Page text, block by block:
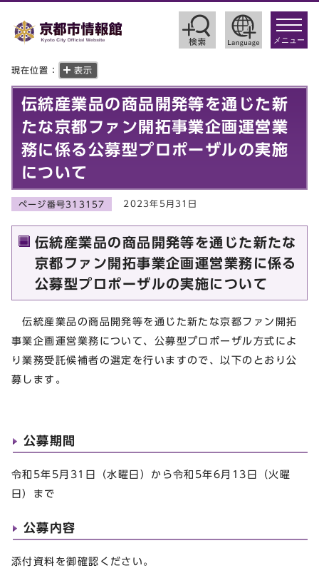
toggle
メニュー
現在位置： 表示
伝統産業品の商品開発等を通じた新
たな京都ファン開拓事業企画運営業
務に係る公募型プロポーザルの実施
について
ページ番号313157 2023年5月31日
伝統産業品の商品開発等を通じた新たな
京都ファン開拓事業企画運営業務に係る
公募型プロポーザルの実施について
伝統産業品の商品開発等を通じた新たな京都ファン開拓
事業企画運営業務について、公募型プロポーザル方式によ
り業務受託候補者の選定を行いますので、以下のとおり公
募します。
公募期間
令和5年5月31日（水曜日）から令和5年6月13日（火曜
日）まで
公募内容
添付資料を御確認ください。